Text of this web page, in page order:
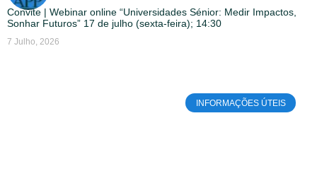
Convite | Webinar online “Universidades Sénior: Medir Impactos,
Sonhar Futuros” 17 de julho (sexta-feira); 14:30
7 Julho, 2026
INFORMAÇÕES ÚTEIS